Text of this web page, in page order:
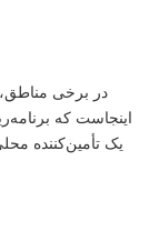
در برخی
اینجاست که
یک تأمین‌کننده